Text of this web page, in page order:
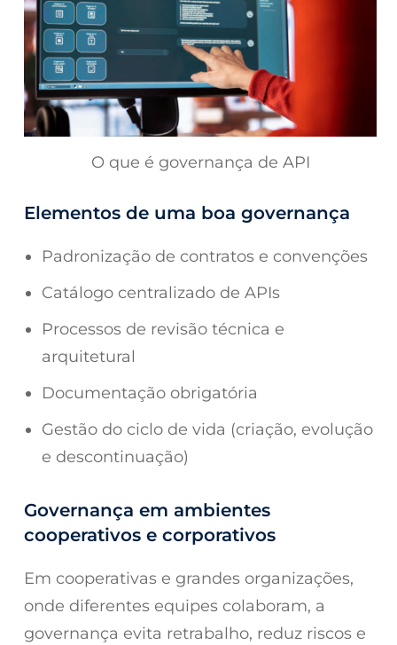
O que é governança de API
Elementos de uma boa governança
Padronização de contratos e convenções
Catálogo centralizado de APIs
Processos de revisão técnica e
arquitetural
Documentação obrigatória
Gestão do ciclo de vida (criação, evolução
e descontinuação)
Governança em ambientes
cooperativos e corporativos
Em cooperativas e grandes organizações,
onde diferentes equipes colaboram, a
governança evita retrabalho, reduz riscos e